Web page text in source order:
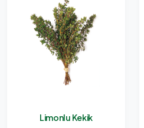
Limonlu Kekik